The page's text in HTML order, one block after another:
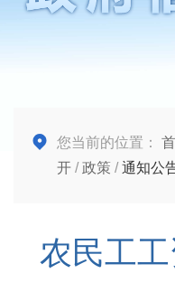
您当前的位置：
开 /政策 /通知公
农民工